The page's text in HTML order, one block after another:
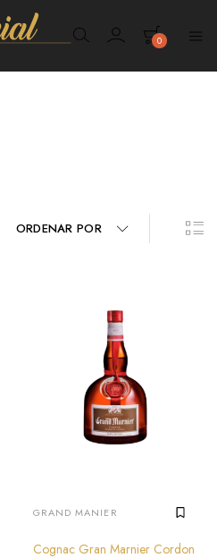
0
ORDENAR POR
GRAND MANIER
Cognac Gran Marnier Cordon